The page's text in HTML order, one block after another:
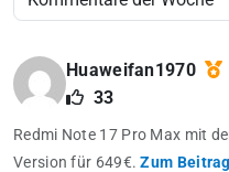
Huaweifan1970
33
Redmi Note 17 Pro Max mit
Version für 649€.Zum Beitrag